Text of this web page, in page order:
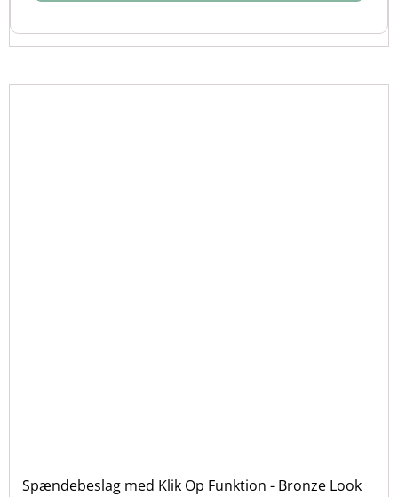
Spændebeslag med Klik Op Funktion - Bronze Look